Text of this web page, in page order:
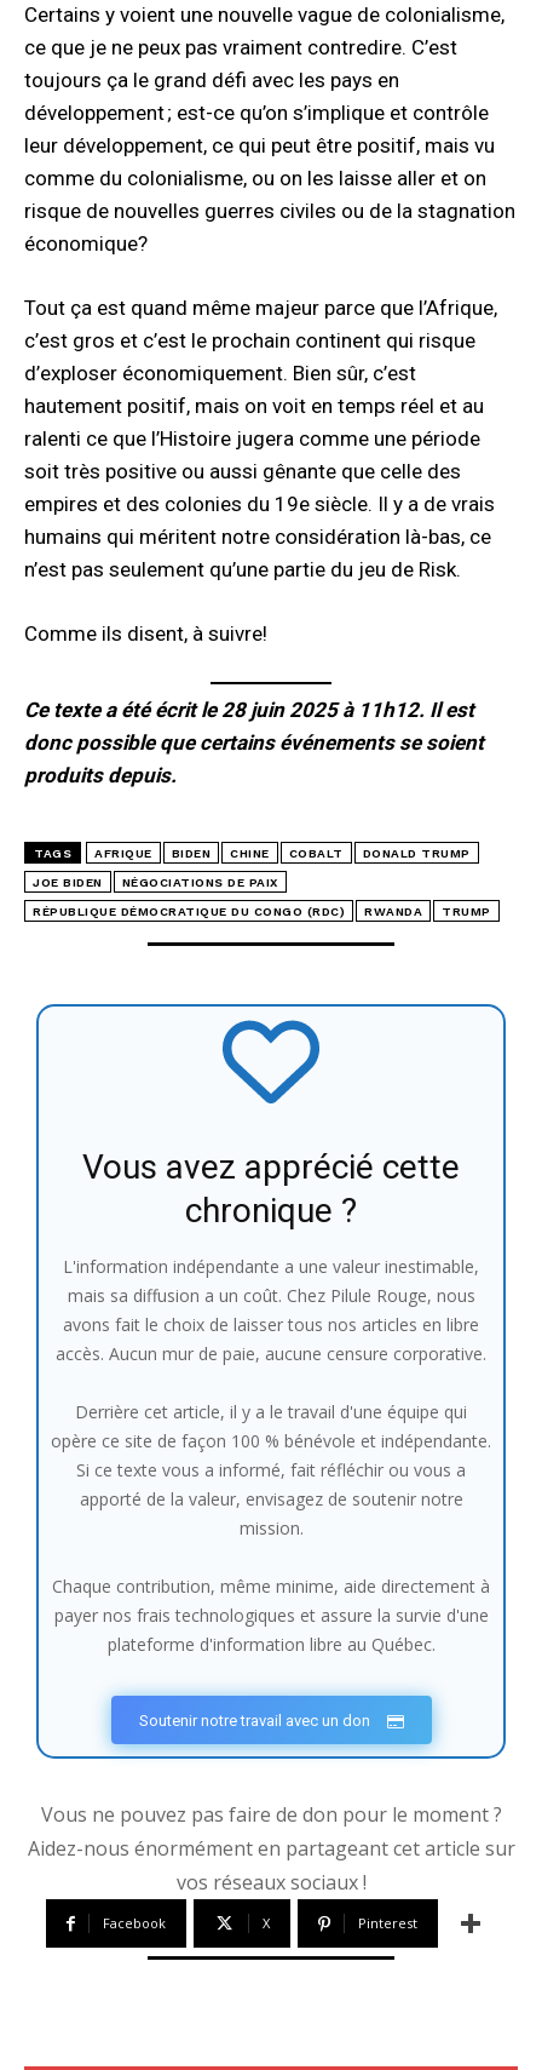
Certains y voient une nouvelle vague de colonialisme,
ce que je ne peux pas vraiment contredire. C’est
toujours ça le grand défi avec les pays en
développement ; est-ce qu’on s’implique et contrôle
leur développement, ce qui peut être positif, mais vu
comme du colonialisme, ou on les laisse aller et on
risque de nouvelles guerres civiles ou de la stagnation
économique?
Tout ça est quand même majeur parce que l’Afrique,
c’est gros et c’est le prochain continent qui risque
d’exploser économiquement. Bien sûr, c’est
hautement positif, mais on voit en temps réel et au
ralenti ce que l’Histoire jugera comme une période
soit très positive ou aussi gênante que celle des
empires et des colonies du 19e siècle. Il y a de vrais
humains qui méritent notre considération là-bas, ce
n’est pas seulement qu’une partie du jeu de Risk.
Comme ils disent, à suivre!
Ce texte a été écrit le 28 juin 2025 à 11h12. Il est
donc possible que certains événements se soient
produits depuis.
TAGS AFRIQUE BIDEN CHINE COBALT DONALD TRUMP
JOE BIDEN NÉGOCIATIONS DE PAIX
RÉPUBLIQUE DÉMOCRATIQUE DU CONGO (RDC) RWANDA TRUMP
Vous avez apprécié cette
chronique ?
L'information indépendante a une valeur inestimable,
mais sa diffusion a un coût. Chez Pilule Rouge, nous
avons fait le choix de laisser tous nos articles en libre
accès. Aucun mur de paie, aucune censure corporative.
Derrière cet article, il y a le travail d'une équipe qui
opère ce site de façon 100 % bénévole et indépendante.
Si ce texte vous a informé, fait réfléchir ou vous a
apporté de la valeur, envisagez de soutenir notre
mission.
Chaque contribution, même minime, aide directement à
payer nos frais technologiques et assure la survie d'une
plateforme d'information libre au Québec.
Soutenir notre travail avec un don
Vous ne pouvez pas faire de don pour le moment ?
Aidez-nous énormément en partageant cet article sur
vos réseaux sociaux !
Facebook X Pinterest